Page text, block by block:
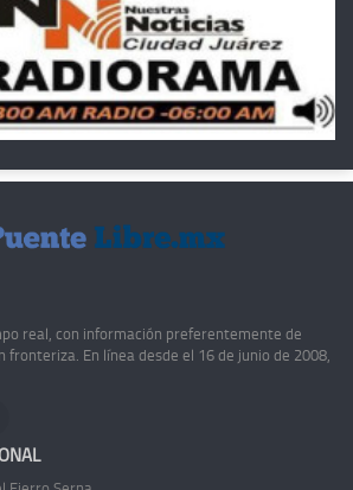
real, con información preferentemente de
fronteriza. En línea desde el 16 de junio de 2008,